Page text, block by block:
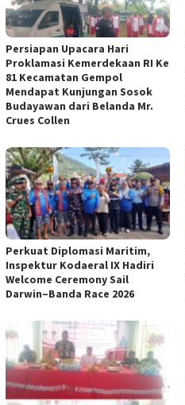
Persiapan Upacara Hari
Proklamasi Kemerdekaan RI Ke
81 Kecamatan Gempol
Mendapat Kunjungan Sosok
Budayawan dari Belanda Mr.
Crues Collen
Perkuat Diplomasi Maritim,
Inspektur Kodaeral IX Hadiri
Welcome Ceremony Sail
Darwin–Banda Race 2026